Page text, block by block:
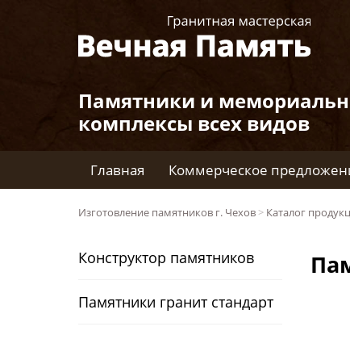
Памятники и
комплексы всех видов
Главная Коммерческое
Изготовление памятников г. Чехов > Каталог
Конструктор памятников
Памятники гранит стандарт